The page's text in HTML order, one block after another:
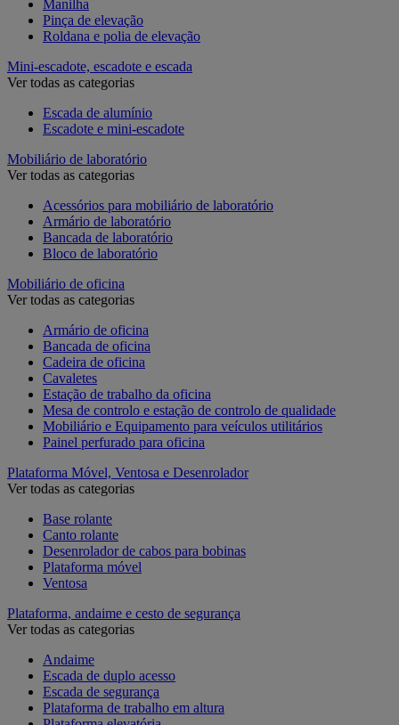
Manilha
Pinça de elevação
Roldana e polia de elevação
Mini-escadote, escadote e escada
Ver todas as categorias
Escada de alumínio
Escadote e mini-escadote
Mobiliário de laboratório
Ver todas as categorias
Acessórios para mobiliário de laboratório
Armário de laboratório
Bancada de laboratório
Bloco de laboratório
Mobiliário de oficina
Ver todas as categorias
Armário de oficina
Bancada de oficina
Cadeira de oficina
Cavaletes
Estação de trabalho da oficina
Mesa de controlo e estação de controlo de qualidade
Mobiliário e Equipamento para veículos utilitários
Painel perfurado para oficina
Plataforma Móvel, Ventosa e Desenrolador
Ver todas as categorias
Base rolante
Canto rolante
Desenrolador de cabos para bobinas
Plataforma móvel
Ventosa
Plataforma, andaime e cesto de segurança
Ver todas as categorias
Andaime
Escada de duplo acesso
Escada de segurança
Plataforma de trabalho em altura